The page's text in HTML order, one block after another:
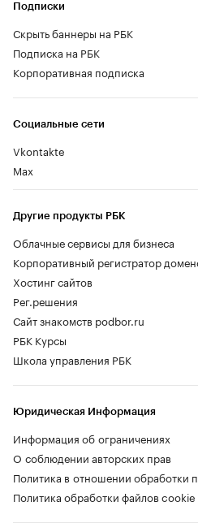
Социальные сети
Vkontakte
Max
Другие продукты РБК
Облачные сервисы для бизнеса
Корпоративный регистратор
Хостинг сайтов
Рег.решения
Сайт знакомств podbor.ru
РБК Курсы
Школа управления РБК
Подписки
Скрыть баннеры на РБК
Подписка на РБК
Корпоративная подписка
Юридическая Информация
Информация об ограничениях
О соблюдении авторских прав
Политика в отношении обработки
Политика обработки файлов cookie